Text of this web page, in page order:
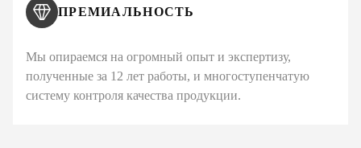
ПРЕМИАЛЬНОСТЬ
Мы опираемся на огромный опыт и экспертизу,
полученные за 12 лет работы, и многоступенчатую
систему контроля качества продукции.